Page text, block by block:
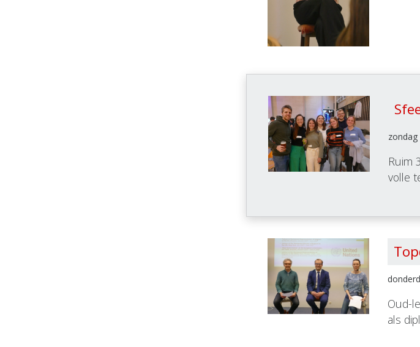
Ruim
volle
Oud-
als